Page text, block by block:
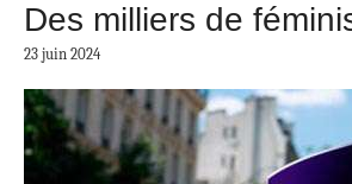
Des milliers de
23 juin 2024